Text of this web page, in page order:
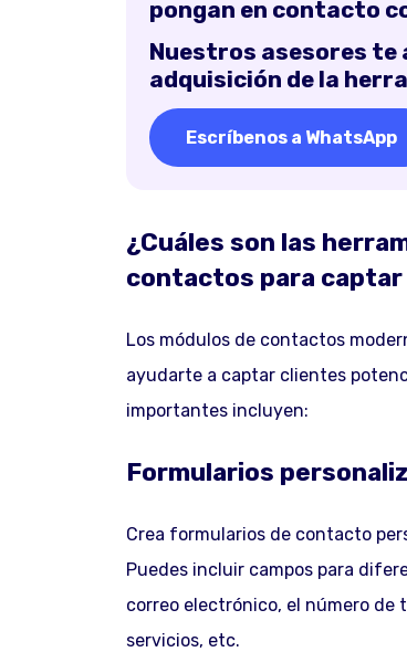
pongan en contacto
Nuestros asesores te
adquisición de la
Escríbenos a WhatsApp
¿Cuáles son las
contactos para
Los módulos de contactos
ayudarte a captar clientes
importantes incluyen:
Formularios
Crea formularios de contacto
Puedes incluir campos para
correo electrónico, el número de
servicios, etc.